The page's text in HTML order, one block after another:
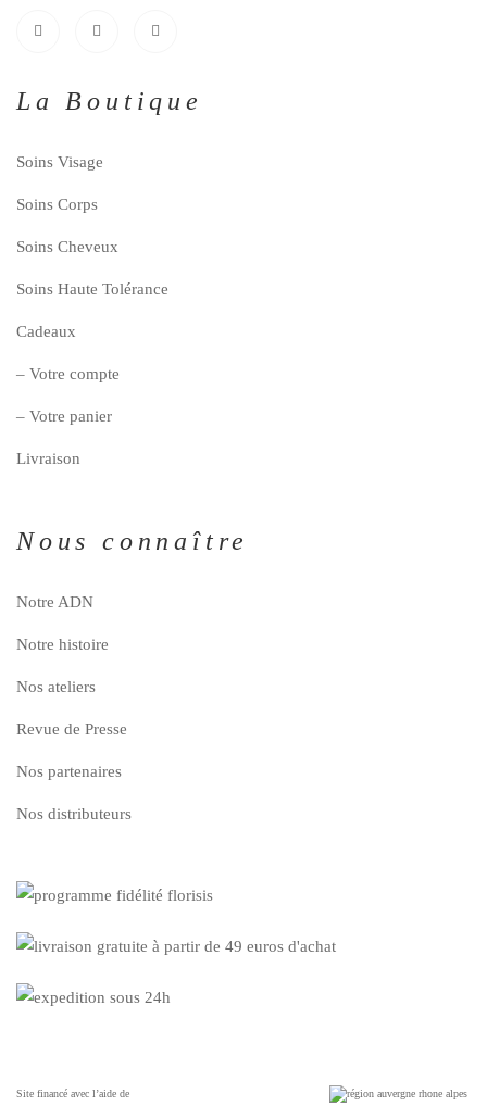
La Boutique
Soins Visage
Soins Corps
Soins Cheveux
Soins Haute Tolérance
Cadeaux
– Votre compte
– Votre panier
Livraison
Nous connaître
Notre ADN
Notre histoire
Nos ateliers
Revue de Presse
Nos partenaires
Nos distributeurs
Site financé avec l’aide de